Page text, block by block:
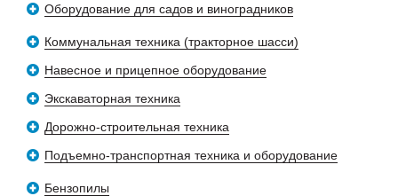
Оборудование для садов и виноградников
Коммунальная техника (тракторное шасси)
Навесное и прицепное оборудование
Экскаваторная техника
Дорожно-строительная техника
Подъемно-транспортная техника и оборудование
Бензопилы